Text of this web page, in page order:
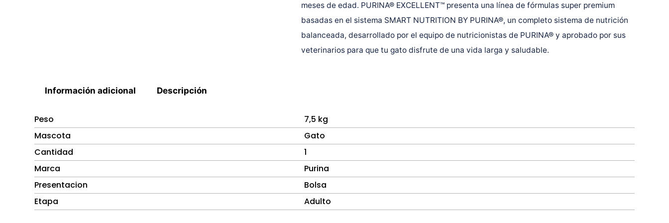
meses de edad. PURINA® EXCELLENT™ presenta una línea de fórmulas super premium
basadas en el sistema SMART NUTRITION BY PURINA®, un completo sistema de nutrición
balanceada, desarrollado por el equipo de nutricionistas de PURINA® y aprobado por sus
veterinarios para que tu gato disfrute de una vida larga y saludable.
Información adicional Descripción
Peso
7,5 kg
Mascota
Gato
Cantidad
1
Marca
Purina
Presentacion
Bolsa
Etapa
Adulto